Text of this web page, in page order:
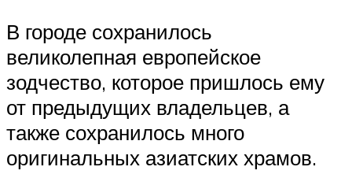
В городе сохранилось
великолепная европейское
зодчество, которое пришлось ему
от предыдущих владельцев, а
также сохранилось много
оригинальных азиатских храмов.